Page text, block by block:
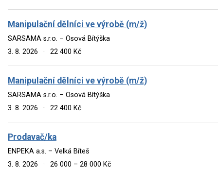
Manipulační dělníci ve výrobě (m/ž)
SARSAMA s.r.o. – Osová Bítýška
3. 8. 2026
· 22 400 Kč
Manipulační dělníci ve výrobě (m/ž)
SARSAMA s.r.o. – Osová Bítýška
3. 8. 2026
· 22 400 Kč
Prodavač/ka
ENPEKA a.s. – Velká Bíteš
3. 8. 2026
· 26 000 – 28 000 Kč